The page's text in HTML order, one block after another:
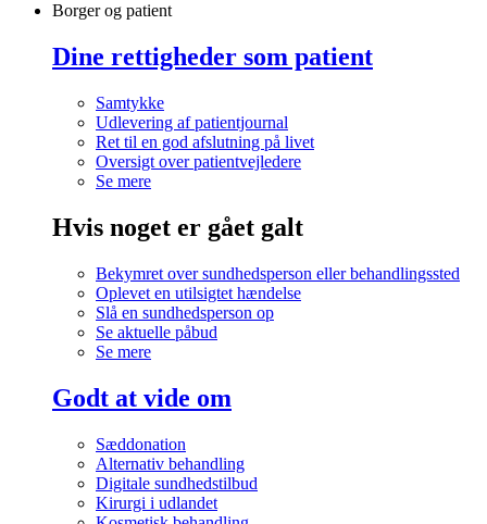
Borger og patient
Dine rettigheder som patient
Samtykke
Udlevering af patientjournal
Ret til en god afslutning på livet
Oversigt over patientvejledere
Se mere
Hvis noget er gået galt
Bekymret over sundhedsperson eller behandlingssted
Oplevet en utilsigtet hændelse
Slå en sundhedsperson op
Se aktuelle påbud
Se mere
Godt at vide om
Sæddonation
Alternativ behandling
Digitale sundhedstilbud
Kirurgi i udlandet